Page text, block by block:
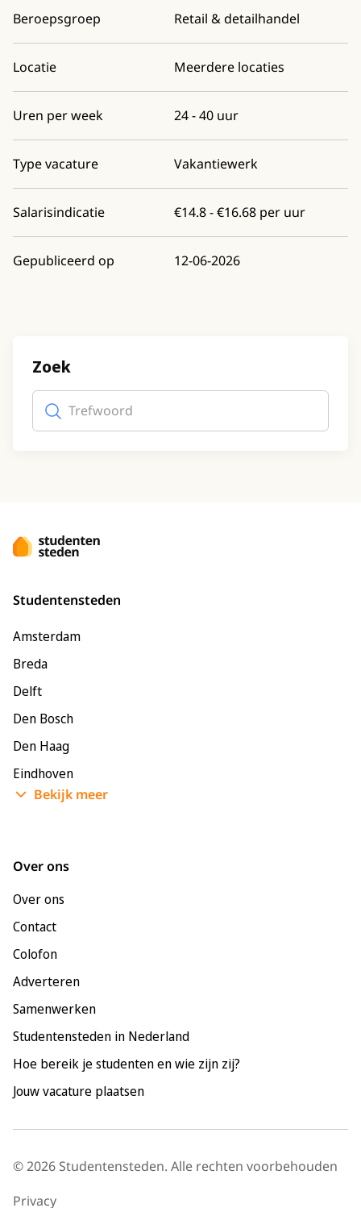
Beroepsgroep Retail & detailhandel
Locatie Meerdere locaties
Uren per week 24 - 40 uur
Type vacature Vakantiewerk
Salarisindicatie €14.8 - €16.68 per uur
Gepubliceerd op 12-06-2026
Zoek
Trefwoord
Studentensteden
Amsterdam
Breda
Delft
Den Bosch
Den Haag
Eindhoven
Enschede
Bekijk meer
Over ons
Over ons
Contact
Colofon
Adverteren
Samenwerken
Studentensteden in Nederland
Hoe bereik je studenten en wie zijn zij?
Jouw vacature plaatsen
© 2026 Studentensteden. Alle rechten voorbehouden
Privacy